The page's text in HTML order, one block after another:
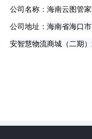
公司名称： 海南云图管
公司 地址： 海南省海口
安智慧物流商城（二期